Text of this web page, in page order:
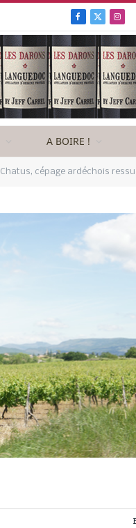
Facebook
X
A BOIRE !
Chatus, cépage ardéchois